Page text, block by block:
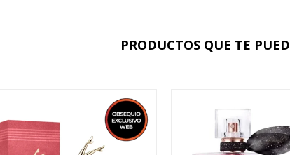
PRODUCTOS QUE TE